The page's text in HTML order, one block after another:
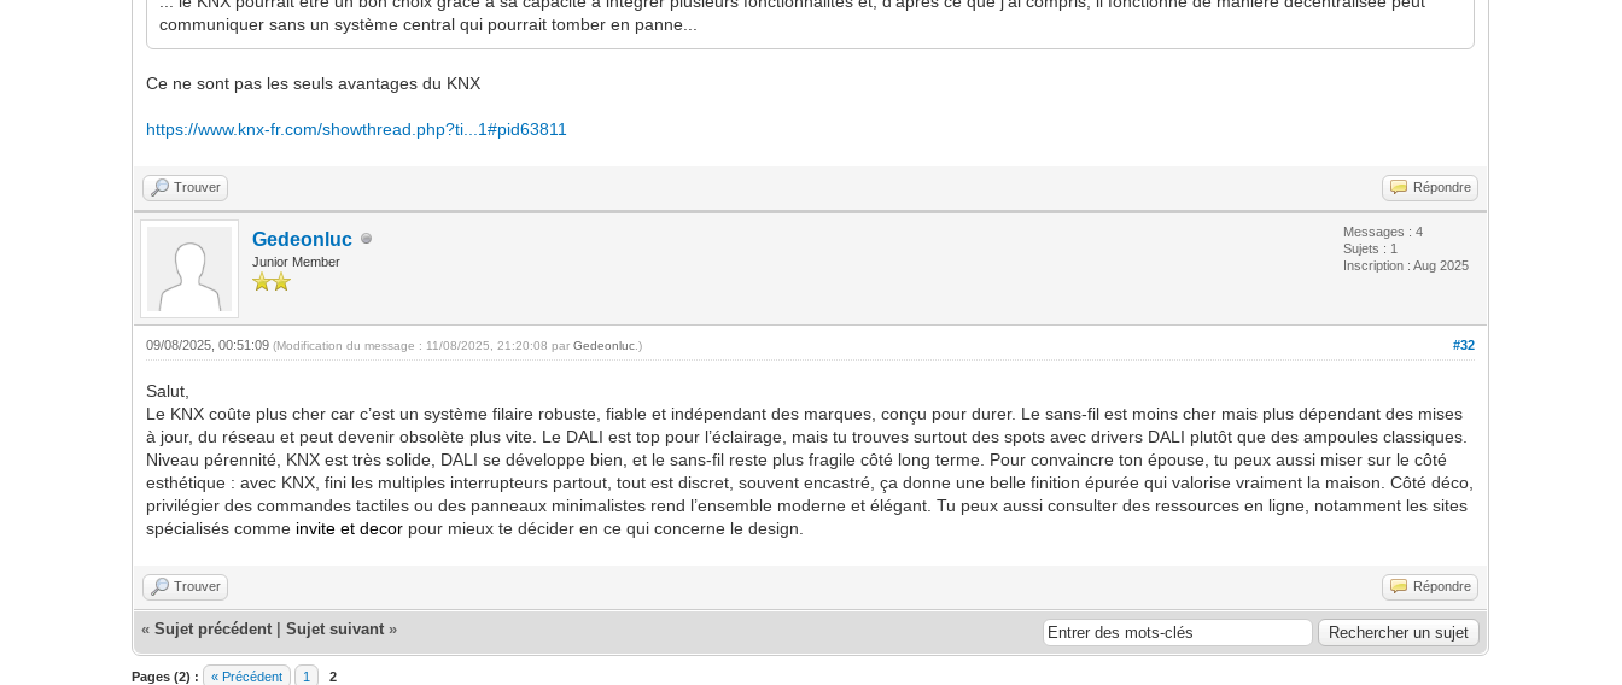
communiquer sans un système central qui pourrait tomber en panne...
Ce ne sont pas les seuls avantages du KNX
https://www.knx-fr.com/showthread.php?ti...1#pid63811
Trouver Répondre
Gedeonluc
Junior Member
Messages : 4
Sujets : 1
Inscription : Aug 2025
#32
09/08/2025, 00:51:09(Modification du message : 11/08/2025, 21:20:08 parGedeonluc .)
Salut,
Le KNX coûte plus cher car c’est un système filaire robuste, fiable et indépendant des marques, conçu pour durer. Le sans-fil est moins cher mais plus dépendant des mises
à jour, du réseau et peut devenir obsolète plus vite. Le DALI est top pour l’éclairage, mais tu trouves surtout des spots avec drivers DALI plutôt que des ampoules classiques.
Niveau pérennité, KNX est très solide, DALI se développe bien, et le sans-fil reste plus fragile côté long terme. Pour convaincre ton épouse, tu peux aussi miser sur le côté
esthétique : avec KNX, fini les multiples interrupteurs partout, tout est discret, souvent encastré, ça donne une belle finition épurée qui valorise vraiment la maison. Côté déco,
privilégier des commandes tactiles ou des panneaux minimalistes rend l’ensemble moderne et élégant. Tu peux aussi consulter des ressources en ligne, notamment les sites
spécialisés comme invite et decor pour mieux te décider en ce qui concerne le design.
Trouver Répondre
«Sujet précédent |Sujet suivant »
Pages (2) : « Précédent 1 2